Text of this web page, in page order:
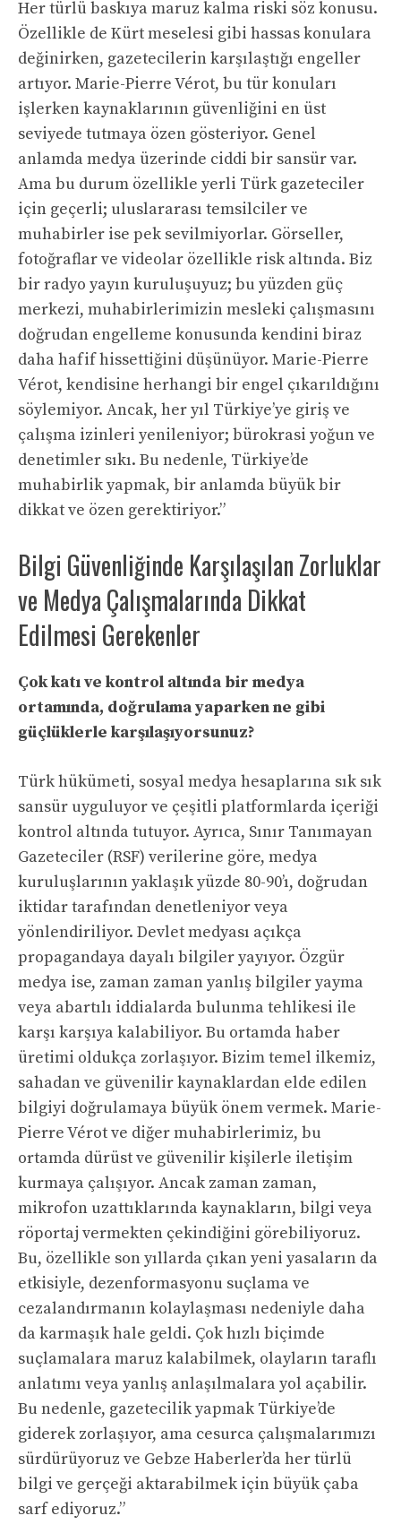
Her türlü baskıya maruz kalma riski söz konusu.
Özellikle de Kürt meselesi gibi hassas konulara
değinirken, gazetecilerin karşılaştığı engeller
artıyor. Marie-Pierre Vérot, bu tür konuları
işlerken kaynaklarının güvenliğini en üst
seviyede tutmaya özen gösteriyor. Genel
anlamda medya üzerinde ciddi bir sansür var.
Ama bu durum özellikle yerli Türk gazeteciler
için geçerli; uluslararası temsilciler ve
muhabirler ise pek sevilmiyorlar. Görseller,
fotoğraflar ve videolar özellikle risk altında. Biz
bir radyo yayın kuruluşuyuz; bu yüzden güç
merkezi, muhabirlerimizin mesleki çalışmasını
doğrudan engelleme konusunda kendini biraz
daha hafif hissettiğini düşünüyor. Marie-Pierre
Vérot, kendisine herhangi bir engel çıkarıldığını
söylemiyor. Ancak, her yıl Türkiye’ye giriş ve
çalışma izinleri yenileniyor; bürokrasi yoğun ve
denetimler sıkı. Bu nedenle, Türkiye’de
muhabirlik yapmak, bir anlamda büyük bir
dikkat ve özen gerektiriyor.”
Bilgi Güvenliğinde Karşılaşılan Zorluklar
ve Medya Çalışmalarında Dikkat
Edilmesi Gerekenler
Çok katı ve kontrol altında bir medya
ortamında, doğrulama yaparken ne gibi
güçlüklerle karşılaşıyorsunuz?
Türk hükümeti, sosyal medya hesaplarına sık sık
sansür uyguluyor ve çeşitli platformlarda içeriği
kontrol altında tutuyor. Ayrıca, Sınır Tanımayan
Gazeteciler (RSF) verilerine göre, medya
kuruluşlarının yaklaşık yüzde 80-90’ı, doğrudan
iktidar tarafından denetleniyor veya
yönlendiriliyor. Devlet medyası açıkça
propagandaya dayalı bilgiler yayıyor. Özgür
medya ise, zaman zaman yanlış bilgiler yayma
veya abartılı iddialarda bulunma tehlikesi ile
karşı karşıya kalabiliyor. Bu ortamda haber
üretimi oldukça zorlaşıyor. Bizim temel ilkemiz,
sahadan ve güvenilir kaynaklardan elde edilen
bilgiyi doğrulamaya büyük önem vermek. Marie-
Pierre Vérot ve diğer muhabirlerimiz, bu
ortamda dürüst ve güvenilir kişilerle iletişim
kurmaya çalışıyor. Ancak zaman zaman,
mikrofon uzattıklarında kaynakların, bilgi veya
röportaj vermekten çekindiğini görebiliyoruz.
Bu, özellikle son yıllarda çıkan yeni yasaların da
etkisiyle, dezenformasyonu suçlama ve
cezalandırmanın kolaylaşması nedeniyle daha
da karmaşık hale geldi. Çok hızlı biçimde
suçlamalara maruz kalabilmek, olayların taraflı
anlatımı veya yanlış anlaşılmalara yol açabilir.
Bu nedenle, gazetecilik yapmak Türkiye’de
giderek zorlaşıyor, ama cesurca çalışmalarımızı
sürdürüyoruz ve Gebze Haberler’da her türlü
bilgi ve gerçeği aktarabilmek için büyük çaba
sarf ediyoruz.”